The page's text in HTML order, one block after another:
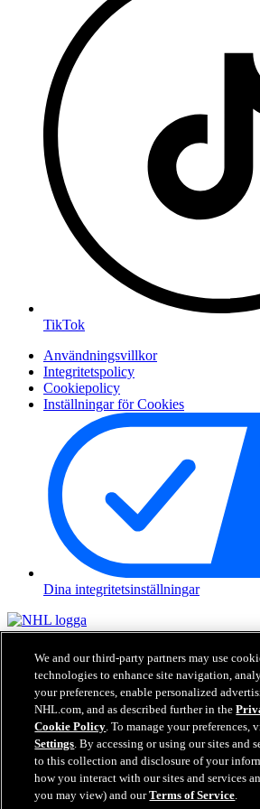
TikTok
Användningsvillkor
Integritetspolicy
Cookiepolicy
Inställningar för Cookies
Dina integritetsinställningar
NHL.com är den officiella hemsidan för
Alla NHL loggor och varumärken, NHL lag
beskrivna här för NHL och dess respektive
utan tidigare skriftlig tillåtelse från NHL
2026. Alla Rättigheter Förbehållna. Alla
med NHL spelares namn och nummer är
NHL och NHLPA. Ord och logga kring
kring Zambonis maskiner är registrerade
Zamboni & Co., Inc.© Frank J. Zamboni &
Rättigheter Förbehållna. Andra varumärken
upphovsrätter tillhör respektive ägare. Alla
We and our third-party partners may use
technologies to enhance site navigation,
your preferences, enable personalized
NHL.com, and as described further in the
Cookie Policy. To manage your preferences,
Settings. By accessing or using our sites and
to this collection and disclosure of your
how you interact with our sites and services
you may view) and ourTerms of Service.